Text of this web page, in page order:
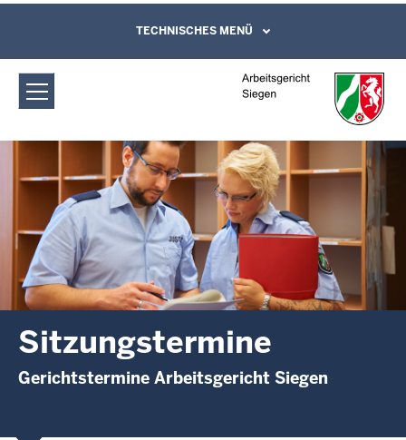
Arbeitsgericht Siegen: Sitzungstermine
Direkt zum Inhalt
Leichte Sprache, Gebärdensprachenvideo
und Kontaktformular
TECHNISCHES MENÜ
Sitzungstermine
Gerichtstermine Arbeitsgericht Siegen